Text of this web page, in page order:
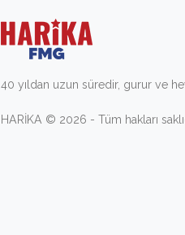
40 yıldan uzun süredir, gurur ve
HARİKA © 2026 - Tüm hakları